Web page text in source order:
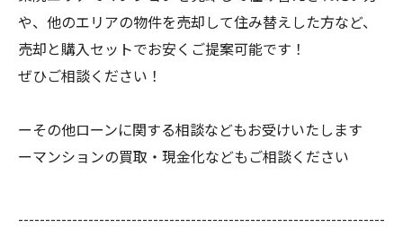
や、他のエリアの物件を売却して住み替えした方など、
売却と購入セットでお安くご提案可能です！
ぜひご相談ください！
ーその他ローンに関する相談などもお受けいたします
ーマンションの買取・現金化などもご相談ください
--------------------------------------------------------------------